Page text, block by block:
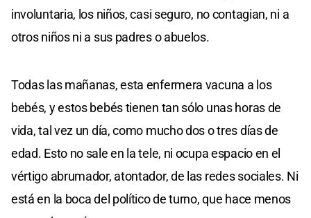
involuntaria, los niños, casi seguro, no contagian, ni a
otros niños ni a sus padres o abuelos.
Todas las mañanas, esta enfermera vacuna a los
bebés, y estos bebés tienen tan sólo unas horas de
vida, tal vez un día, como mucho dos o tres días de
edad. Esto no sale en la tele, ni ocupa espacio en el
vértigo abrumador, atontador, de las redes sociales. Ni
está en la boca del político de turno, que hace menos